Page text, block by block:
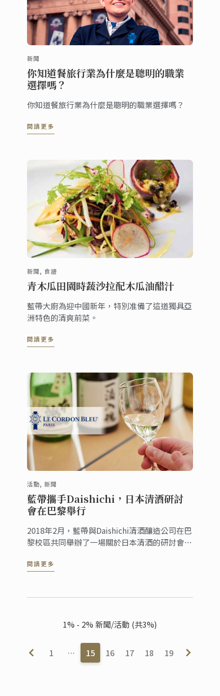
新聞
你知道餐旅行業為什麼是聰明的職業
選擇嗎？
你知道餐旅行業為什麼是聰明的職業選擇嗎？
閱讀更多
新聞, 食譜
青木瓜田園時蔬沙拉配木瓜油醋汁
藍帶大廚為迎中國新年，特別准備了這道獨具亞
洲特色的清爽前菜。
閱讀更多
活動, 新聞
藍帶攜手Daishichi，日本清酒研討
會在巴黎舉行
2018年2月，藍帶與Daishichi清酒釀造公司在巴
黎校區共同舉辦了一場關於日本清酒的研討會，
與討論。作為各自領域的翹楚，此次研討會可謂
閱讀更多
1% - 2% 新聞/活動 (共3%)
1 … 15 16 17 18 19